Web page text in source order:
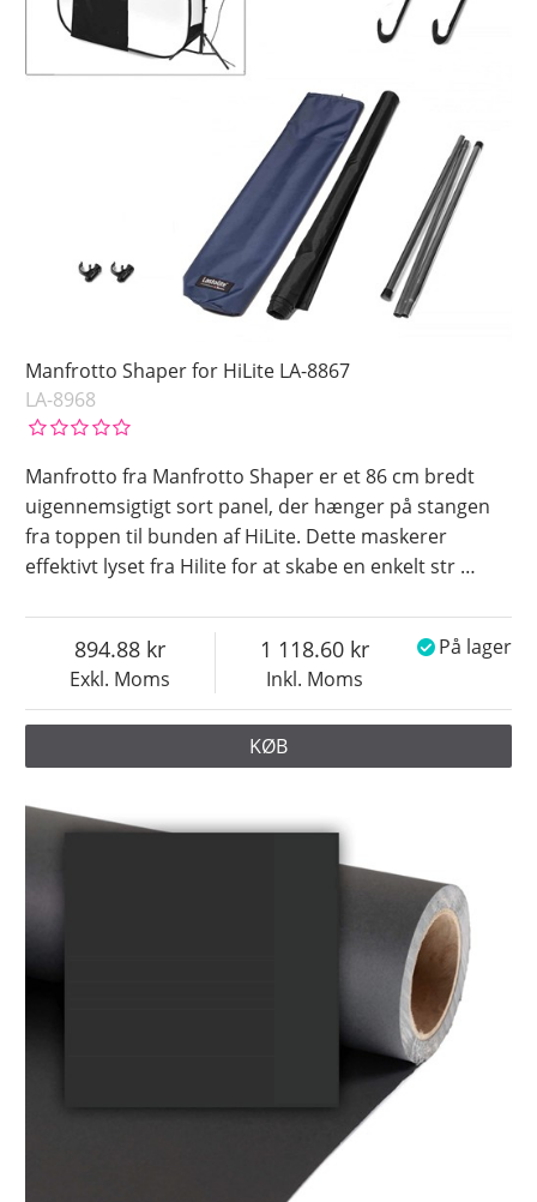
Manfrotto Shaper for HiLite LA-8867
LA-8968
Manfrotto fra Manfrotto Shaper er et 86 cm bredt
uigennemsigtigt sort panel, der hænger på stangen
fra toppen til bunden af HiLite. Dette maskerer
effektivt lyset fra Hilite for at skabe en enkelt str …
Exkl. Moms
894.88
Inkl. Moms
1 118.60 På lager
KØB